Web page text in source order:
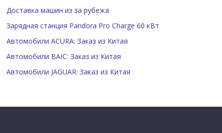
Доставка машин из за рубежа
Зарядная станция Pandora Pro Charge 60 кВт
Автомобили ACURA: Заказ из Китая
Автомобили BAIC: Заказ из Китая
Автомобили JAGUAR: Заказ из Китая